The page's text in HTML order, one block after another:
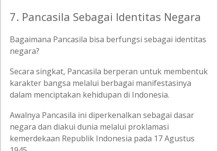
7. Pancasila Sebagai Identitas Negara
Bagaimana Pancasila bisa berfungsi sebagai identitas
negara?
Secara singkat, Pancasila berperan untuk membentuk
karakter bangsa melalui berbagai manifestasinya
dalam menciptakan kehidupan di Indonesia.
Awalnya Pancasila ini diperkenalkan sebagai dasar
negara dan diakui dunia melalui proklamasi
kemerdekaan Republik Indonesia pada 17 Agustus